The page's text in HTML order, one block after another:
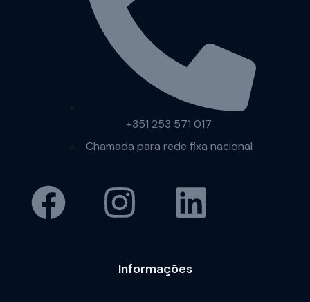
+351 253 571 017
Chamada para rede fixa nacional
Informações